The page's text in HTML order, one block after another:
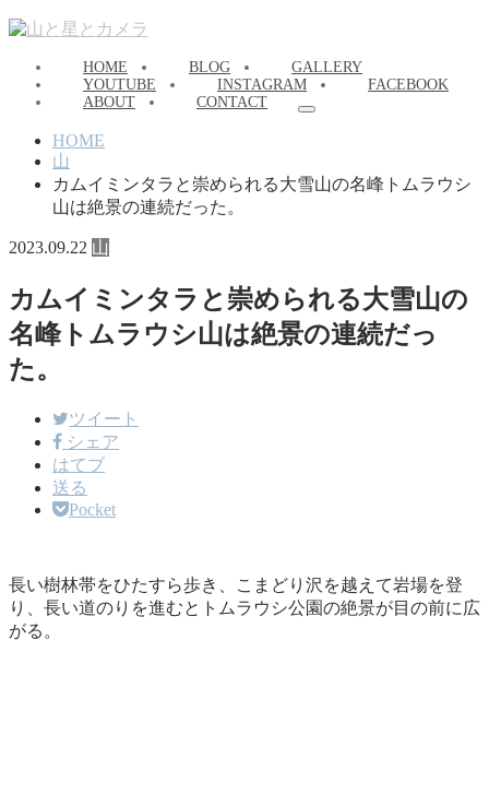
HOME BLOG
GALLERY
YOUTUBE
INSTAGRAM
FACEBOOK
ABOUT
CONTACT
HOME
山
カムイミンタラと崇められる大雪山の名峰トムラウシ
山は絶景の連続だった。
2023.09.22 山
カムイミンタラと崇められる大雪山の
名峰トムラウシ山は絶景の連続だっ
た。
ツイート
シェア
はてブ
送る
Pocket
長い樹林帯をひたすら歩き、こまどり沢を越えて岩場を登
り、長い道のりを進むとトムラウシ公園の絶景が目の前に広
がる。